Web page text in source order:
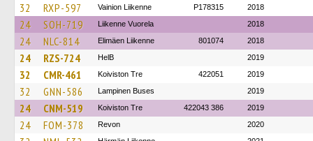
32 RXP-597 Vainion Liikenne P178315 2018
24 SOH-719 Liikenne Vuorela 2018
24 NLC-814 Elimäen Liikenne 801074 2018
24 RZS-724 HelB 2019
32 CMR-461 Koiviston Tre 422051 2019
32 GNN-586 Lampinen Buses 2019
24 CNM-519 Koiviston Tre 422043 386 2019
24 FOM-378 Revon 2020